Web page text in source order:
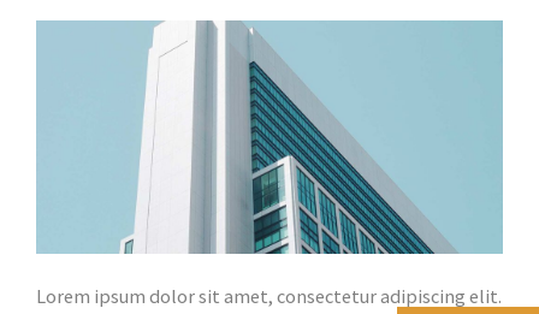
Lorem ipsum dolor sit amet, consectetur adipiscing elit.